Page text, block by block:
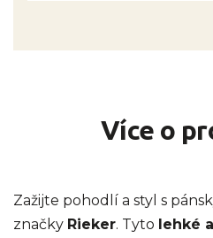
Více o
Zažijte pohodlí a styl s
značky Rieker. Tyto lehké